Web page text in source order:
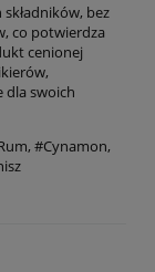
bez
co potwierdza
cenionej
dla swoich
#Cynamon,